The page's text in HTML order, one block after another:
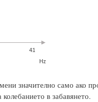
значително само ако
в забавянето.